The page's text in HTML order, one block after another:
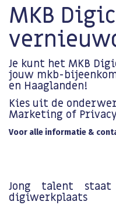
MKB
Je kunt het MKB
jouw mkb-
en Haaglanden!
Kies uit de
Marketing of
Voor alle informatie &
Jong talent
digiwerkplaats